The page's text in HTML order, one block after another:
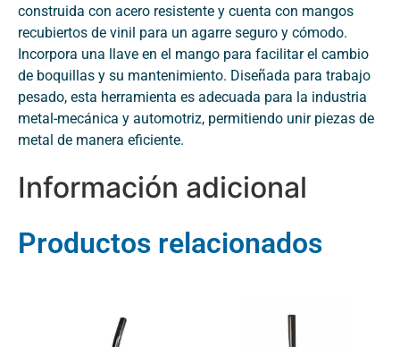
construida con acero resistente y cuenta con mangos
recubiertos de vinil para un agarre seguro y cómodo.
Incorpora una llave en el mango para facilitar el cambio
de boquillas y su mantenimiento. Diseñada para trabajo
pesado, esta herramienta es adecuada para la industria
metal-mecánica y automotriz, permitiendo unir piezas de
metal de manera eficiente.
Información adicional
Productos relacionados